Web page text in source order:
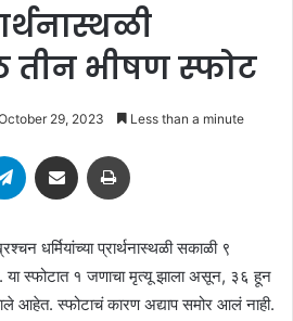
तीन भीषण स्फोट
29, 2023 Less than a minute
Telegram Share via Email
धर्मियांच्या प्रार्थनास्थळी सकाळी ९
या स्फोटात १ जणाचा मृत्यू झाला असून, ३६ हून
आहेत. स्फोटाचं कारण अद्याप समोर आलं नाही.